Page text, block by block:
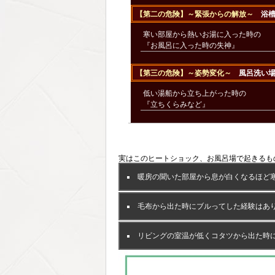
【第二の危険】 ～緊張からの解放～ 浴槽
寒い部屋から熱いお湯に入った時の
『お風呂に入った時の失神』
【第三の危険】～姿勢変化～ 風呂洗い場
低い湯船から立ち上がった時の
『立ちくらみなど』
実はこのヒートショック、お風呂場で起きる
暖房の聞いた部屋から息が白くなるほど
毛布から出た時にブルってした経験はあ
リビングの室温が低くコタツから出た時